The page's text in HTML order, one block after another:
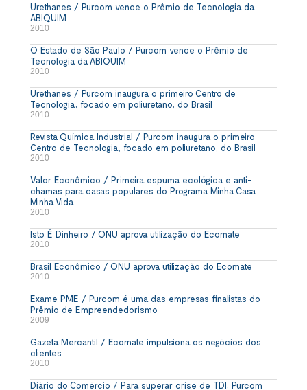
Urethanes / Purcom vence o Prêmio de Tecnologia da
ABIQUIM
2010
O Estado de São Paulo / Purcom vence o Prêmio de
Tecnologia da ABIQUIM
2010
Urethanes / Purcom inaugura o primeiro Centro de
Tecnologia, focado em poliuretano, do Brasil
2010
Revista Química Industrial / Purcom inaugura o primeiro
Centro de Tecnologia, focado em poliuretano, do Brasil
2010
Valor Econômico / Primeira espuma ecológica e anti-
chamas para casas populares do Programa Minha Casa
Minha Vida
2010
Isto É Dinheiro / ONU aprova utilização do Ecomate
2010
Brasil Econômico / ONU aprova utilização do Ecomate
2010
Exame PME / Purcom é uma das empresas finalistas do
Prêmio de Empreendedorismo
2009
Gazeta Mercantil / Ecomate impulsiona os negócios dos
clientes
2010
Diário do Comércio / Para superar crise de TDI, Purcom